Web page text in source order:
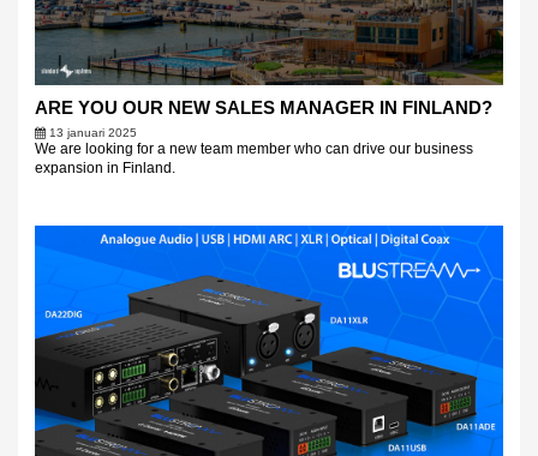
ARE YOU OUR NEW SALES MANAGER IN FINLAND?
13 januari 2025
We are looking for a new team member who can drive our business
expansion in Finland.